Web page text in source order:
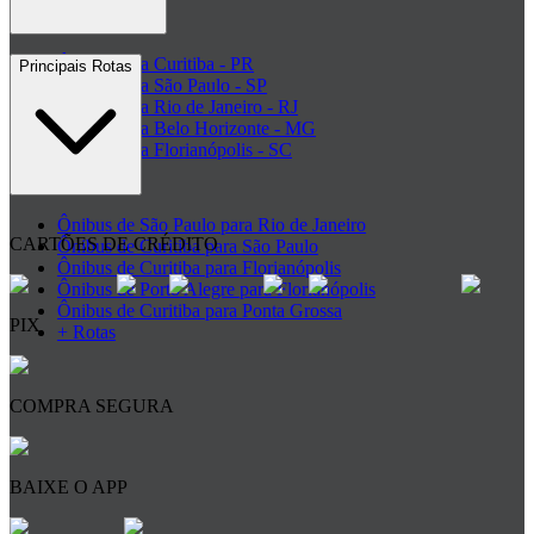
Ônibus para Curitiba - PR
Ônibus para São Paulo - SP
Ônibus para Rio de Janeiro - RJ
Ônibus para Belo Horizonte - MG
Ônibus para Florianópolis - SC
Principais Rotas
Ônibus de São Paulo para Rio de Janeiro
Ônibus de Curitiba para São Paulo
Ônibus de Curitiba para Florianópolis
Ônibus de Porto Alegre para Florianópolis
Ônibus de Curitiba para Ponta Grossa
+ Rotas
CARTÕES DE CRÉDITO
PIX
COMPRA SEGURA
BAIXE O APP